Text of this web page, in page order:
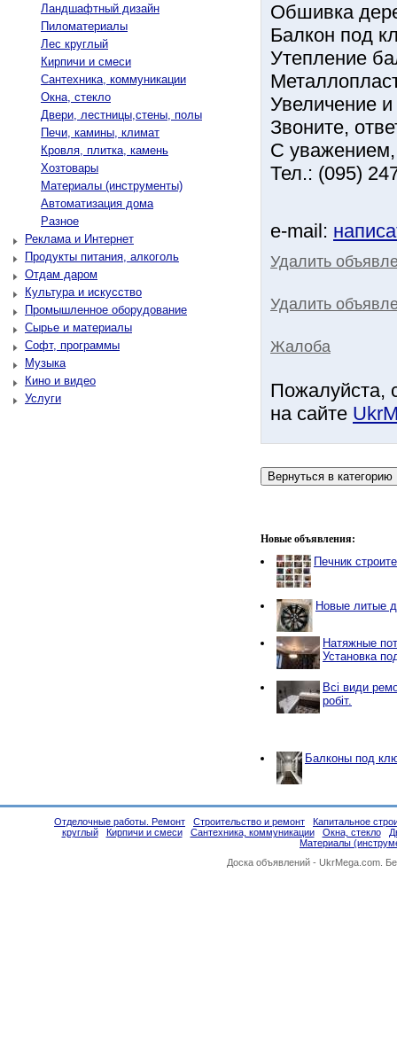
Ландшафтный дизайн
Пиломатериалы
Лес круглый
Кирпичи и смеси
Сантехника, коммуникации
Окна, стекло
Двери, лестницы,стены, полы
Печи, камины, климат
Кровля, плитка, камень
Хозтовары
Материалы (инструменты)
Автоматизация дома
Разное
Реклама и Интернет
Продукты питания, алкоголь
Отдам даром
Культура и искусство
Промышленное оборудование
Сырье и материалы
Софт, программы
Музыка
Кино и видео
Услуги
Обшивка
Балкон под
Утепление
Увеличение
Звоните,
С
Тел.: (095)
e-mail:
Удалить
Удалить
Жалоба
Пожалуйста,
на сайте
Новые объявления:
Печник
Новые литые
Натяжные
Установка
Всі види
робіт.
Балконы под
Отделочные работы. Ремонт Строительство и ремонт
Капитальное
круглый
Кирпичи и смеси Сантехника, коммуникации Окна, стекло
Материалы
Доска объявлений - UkrMega.com.